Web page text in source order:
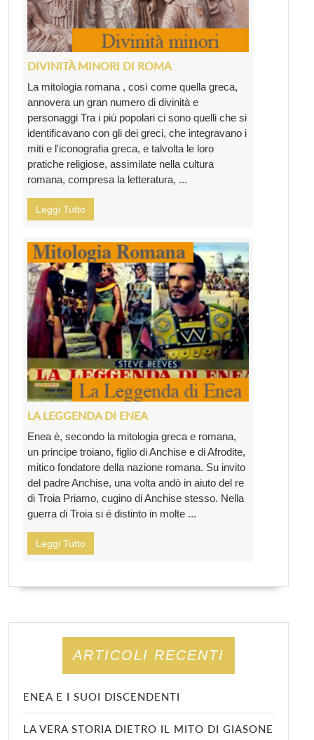
DIVINITÀ MINORI DI ROMA
La mitologia romana , così come quella greca,
annovera un gran numero di divinità e
personaggi Tra i più popolari ci sono quelli che si
identificavano con gli dei greci, che integravano i
miti e l'iconografia greca, e talvolta le loro
pratiche religiose, assimilate nella cultura
romana, compresa la letteratura, ...
Leggi Tutto
LA LEGGENDA DI ENEA
Enea è, secondo la mitologia greca e romana,
un principe troiano, figlio di Anchise e di Afrodite,
mitico fondatore della nazione romana. Su invito
del padre Anchise, una volta andò in aiuto del re
di Troia Priamo, cugino di Anchise stesso. Nella
guerra di Troia si é distinto in molte ...
Leggi Tutto
ARTICOLI RECENTI
ENEA E I SUOI DISCENDENTI
LA VERA STORIA DIETRO IL MITO DI GIASONE